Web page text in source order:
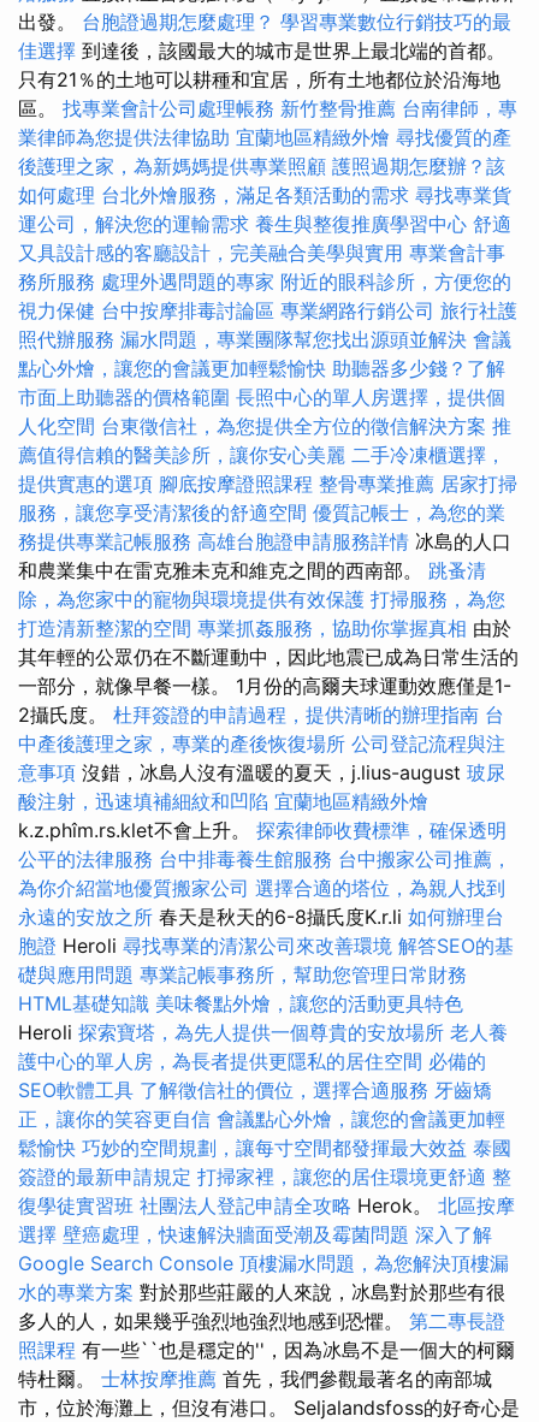
出發。 台胞證過期怎麼處理？ 學習專業數位行銷技巧的最
佳選擇 到達後，該國最大的城市是世界上最北端的首都。
只有21％的土地可以耕種和宜居，所有土地都位於沿海地
區。 找專業會計公司處理帳務 新竹整骨推薦 台南律師，專
業律師為您提供法律協助 宜蘭地區精緻外燴 尋找優質的產
後護理之家，為新媽媽提供專業照顧 護照過期怎麼辦？該
如何處理 台北外燴服務，滿足各類活動的需求 尋找專業貨
運公司，解決您的運輸需求 養生與整復推廣學習中心 舒適
又具設計感的客廳設計，完美融合美學與實用 專業會計事
務所服務 處理外遇問題的專家 附近的眼科診所，方便您的
視力保健 台中按摩排毒討論區 專業網路行銷公司 旅行社護
照代辦服務 漏水問題，專業團隊幫您找出源頭並解決 會議
點心外燴，讓您的會議更加輕鬆愉快 助聽器多少錢？了解
市面上助聽器的價格範圍 長照中心的單人房選擇，提供個
人化空間 台東徵信社，為您提供全方位的徵信解決方案 推
薦值得信賴的醫美診所，讓你安心美麗 二手冷凍櫃選擇，
提供實惠的選項 腳底按摩證照課程 整骨專業推薦 居家打掃
服務，讓您享受清潔後的舒適空間 優質記帳士，為您的業
務提供專業記帳服務 高雄台胞證申請服務詳情 冰島的人口
和農業集中在雷克雅未克和維克之間的西南部。 跳蚤清
除，為您家中的寵物與環境提供有效保護 打掃服務，為您
打造清新整潔的空間 專業抓姦服務，協助你掌握真相 由於
其年輕的公眾仍在不斷運動中，因此地震已成為日常生活的
一部分，就像早餐一樣。 1月份的高爾夫球運動效應僅是1-
2攝氏度。 杜拜簽證的申請過程，提供清晰的辦理指南 台
中產後護理之家，專業的產後恢復場所 公司登記流程與注
意事項 沒錯，冰島人沒有溫暖的夏天，j.lius-august 玻尿
酸注射，迅速填補細紋和凹陷 宜蘭地區精緻外燴
k.z.phîm.rs.klet不會上升。 探索律師收費標準，確保透明
公平的法律服務 台中排毒養生館服務 台中搬家公司推薦，
為你介紹當地優質搬家公司 選擇合適的塔位，為親人找到
永遠的安放之所 春天是秋天的6-8攝氏度K.r.li 如何辦理台
胞證 Heroli 尋找專業的清潔公司來改善環境 解答SEO的基
礎與應用問題 專業記帳事務所，幫助您管理日常財務
HTML基礎知識 美味餐點外燴，讓您的活動更具特色
Heroli 探索寶塔，為先人提供一個尊貴的安放場所 老人養
護中心的單人房，為長者提供更隱私的居住空間 必備的
SEO軟體工具 了解徵信社的價位，選擇合適服務 牙齒矯
正，讓你的笑容更自信 會議點心外燴，讓您的會議更加輕
鬆愉快 巧妙的空間規劃，讓每寸空間都發揮最大效益 泰國
簽證的最新申請規定 打掃家裡，讓您的居住環境更舒適 整
復學徒實習班 社團法人登記申請全攻略 Herok。 北區按摩
選擇 壁癌處理，快速解決牆面受潮及霉菌問題 深入了解
Google Search Console 頂樓漏水問題，為您解決頂樓漏
水的專業方案 對於那些莊嚴的人來說，冰島對於那些有很
多人的人，如果幾乎強烈地強烈地感到恐懼。 第二專長證
照課程 有一些``也是穩定的''，因為冰島不是一個大的柯爾
特杜爾。 士林按摩推薦 首先，我們參觀最著名的南部城
市，位於海灘上，但沒有港口。 Seljalandsfoss的好奇心是